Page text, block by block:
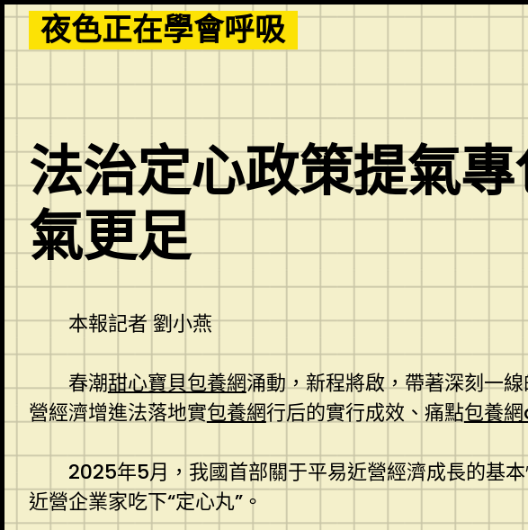
Skip
to
content
夜色正在學會呼吸
法治定心政策提氣
氣更足
本報記者 劉小燕
春潮甜心寶貝包養網涌動，新程將啟，帶著深刻一
營經濟增進法落地實包養網行后的實行成效、痛點包養
2025年5月，我國首部關于平易近營經濟成長的基
近營企業家吃下“定心丸”。